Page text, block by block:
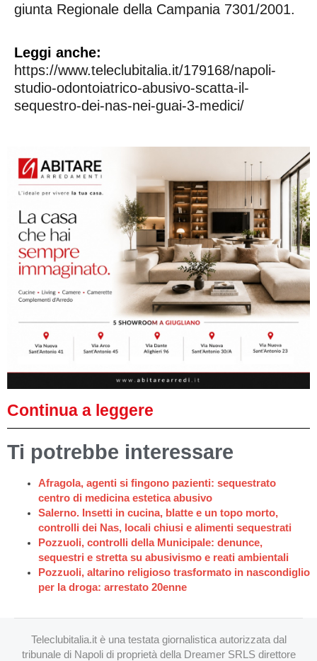
giunta Regionale della Campania 7301/2001.
Leggi anche:
https://www.teleclubitalia.it/179168/napoli-
studio-odontoiatrico-abusivo-scatta-il-
sequestro-dei-nas-nei-guai-3-medici/
Continua a leggere
Ti potrebbe interessare
Afragola, agenti si fingono pazienti: sequestrato
centro di medicina estetica abusivo
Salerno. Insetti in cucina, blatte e un topo morto,
controlli dei Nas, locali chiusi e alimenti sequestrati
Pozzuoli, controlli della Municipale: denunce,
sequestri e stretta su abusivismo e reati ambientali
Pozzuoli, altarino religioso trasformato in nascondiglio
per la droga: arrestato 20enne
Teleclubitalia.it è una testata giornalistica autorizzata dal
tribunale di Napoli di proprietà della Dreamer SRLS direttore